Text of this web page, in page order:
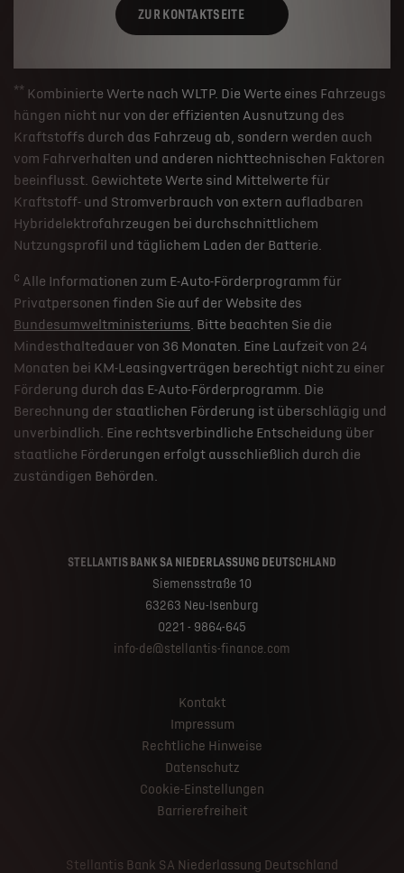
ZUR KONTAKTSEITE
** Kombinierte Werte nach WLTP. Die Werte eines Fahrzeugs
hängen nicht nur von der effizienten Ausnutzung des
Kraftstoffs durch das Fahrzeug ab, sondern werden auch
vom Fahrverhalten und anderen nichttechnischen Faktoren
beeinflusst. Gewichtete Werte sind Mittelwerte für
Kraftstoff- und Stromverbrauch von extern aufladbaren
Hybridelektrofahrzeugen bei durchschnittlichem
Nutzungsprofil und täglichem Laden der Batterie.
c Alle Informationen zum E-Auto-Förderprogramm für
Privatpersonen finden Sie auf der Website des
Bundesumweltministeriums. Bitte beachten Sie die
Mindesthaltedauer von 36 Monaten. Eine Laufzeit von 24
Monaten bei KM-Leasingverträgen berechtigt nicht zu einer
Förderung durch das E-Auto-Förderprogramm. Die
Berechnung der staatlichen Förderung ist überschlägig und
unverbindlich. Eine rechtsverbindliche Entscheidung über
staatliche Förderungen erfolgt ausschließlich durch die
zuständigen Behörden.
STELLANTIS BANK SA NIEDERLASSUNG DEUTSCHLAND
Siemensstraße 10
63263 Neu-Isenburg
0221 - 9864-645
info-de@stellantis-finance.com
Kontakt
Impressum
Rechtliche Hinweise
Datenschutz
Cookie-Einstellungen
Barrierefreiheit
Stellantis Bank SA Niederlassung Deutschland